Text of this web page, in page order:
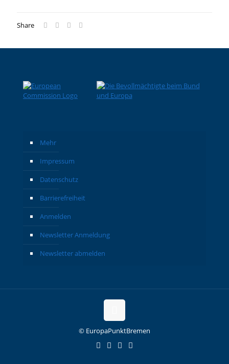
Share
Mehr
Impressum
Datenschutz
Barrierefreiheit
Anmelden
Newsletter Anmeldung
Newsletter abmelden
© EuropaPunktBremen